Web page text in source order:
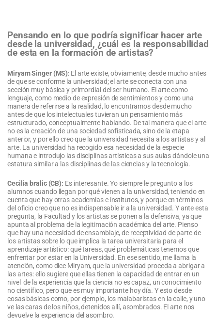
Pensando en lo que podría significar hacer arte
desde la universidad, ¿cuál es la responsabilidad
de esta en la formación de artistas?
Miryam Singer (MS): El arte existe, obviamente, desde mucho antes
de que se conforme la universidad; el arte se conecta con una
sección muy básica y primordial del ser humano. El arte como
lenguaje, como medio de expresión de sentimientos y como una
manera de referirse a la realidad, lo encontramos desde mucho
antes de que los intelectuales tuvieran un pensamiento más
estructurado, conceptualmente hablando. De tal manera que el arte
no es la creación de una sociedad sofisticada, sino de la etapa
anterior, y por ello creo que la universidad necesita a los artistas y al
arte. La universidad ha recogido esa necesidad de la especie
humana e introdujo las disciplinas artísticas a sus aulas dándole una
estatura similar a las disciplinas de las ciencias y la tecnología.
Cecilia bralic (CB): Es interesante. Yo siempre le pregunto a los
alumnos cuando llegan por qué vienen a la universidad, teniendo en
cuenta que hay otras academias e institutos, y porque en términos
del oficio creo que no es indispensable ir a la universidad. Y ante esta
pregunta, la Facultad y los artistas se ponen a la defensiva, ya que
apunta al problema de la legitimación académica del arte. Pienso
que hay una necesidad de ensamblaje, de receptividad de parte de
los artistas sobre lo que implica la tarea universitaria para el
aprendizaje artístico: qué tareas, qué problemáticas tenemos que
enfrentar por estar en la Universidad. En ese sentido, me llama la
atención, como dice Miryam, que la universidad proceda a abrigar a
las artes: ello sugiere que ellas tienen la capacidad de entrar en un
nivel de la experiencia que la ciencia no es capaz, un conocimiento
no científico, pero que es muy importante hoy día. Y esto desde
cosas básicas como, por ejemplo, los malabaristas en la calle, y uno
ve las caras de los niños, detenidos allí, asombrados. El arte nos
devuelve la experiencia del asombro.